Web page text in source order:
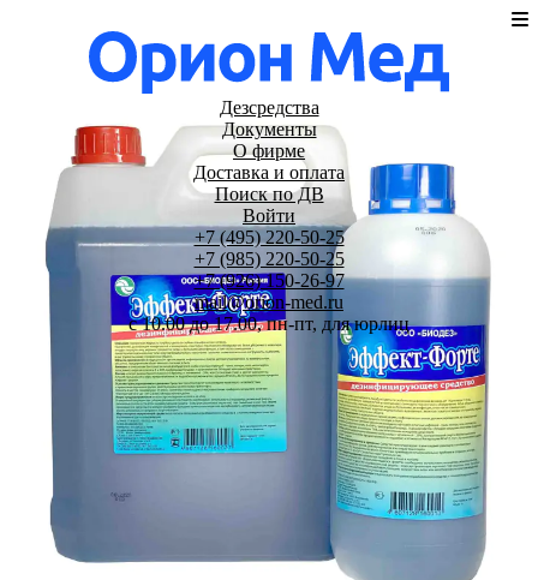
Дезсредства
Документы
О фирме
Доставка и оплата
Поиск по ДВ
Войти
+7 (495) 220-50-25
+7 (985) 220-50-25
+7 (926) 150-26-97
mail@orion-med.ru
c 10.00 до 17.00, пн-пт, для юрлиц